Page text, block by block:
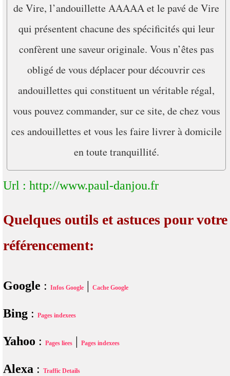
de Vire, l’andouillette AAAAA et le pavé de Vire
qui présentent chacune des spécificités qui leur
confèrent une saveur originale. Vous n’êtes pas
obligé de vous déplacer pour découvrir ces
andouillettes qui constituent un véritable régal,
vous pouvez commander, sur ce site, de chez vous
ces andouillettes et vous les faire livrer à domicile
en toute tranquillité.
Url : http://www.paul-danjou.fr
Quelques outils et astuces pour votre
référencement:
Google : Infos Google | Cache Google
Bing : Pages indexees
Yahoo : Pages liees | Pages indexees
Alexa : Traffic Details